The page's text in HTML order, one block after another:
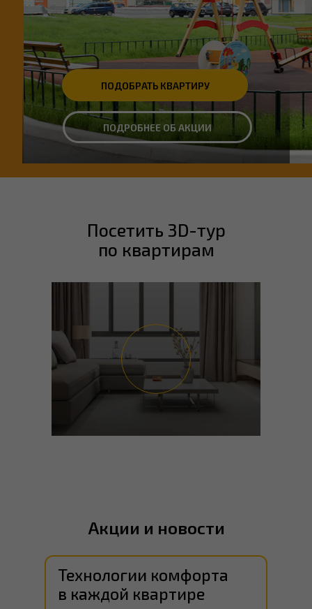
ПОДРОБНЕЕ ОБ АКЦИИ
ПОДОБРАТЬ КВАРТИРУ
ПОДРОБНЕЕ ОБ АКЦИИ
ПОДОБРАТЬ КВАРТИРУ
Посетить 3D-тур
по квартирам
Акции и новости
Технологии комфорта
в каждой квартире